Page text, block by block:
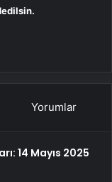
Yorumlar
14 Mayıs 2025